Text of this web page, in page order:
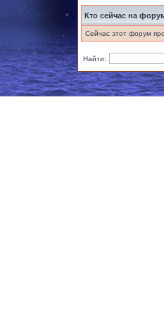
Кто сейчас на
Сейчас этот форум
Найти: